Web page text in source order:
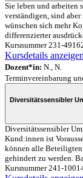
Sie leben und arbeiten
verständigen, sind
wünschen sich mehr
differenzierter
Kursnummer 231-
Kursdetails anzeigen
Dozent*in: N., N.
Terminvereinbarung
Diversitätssensibler
Diversitätssensibler
Kund:innen ist
können alle
gehindert zu werden.
Kursnummer 241-